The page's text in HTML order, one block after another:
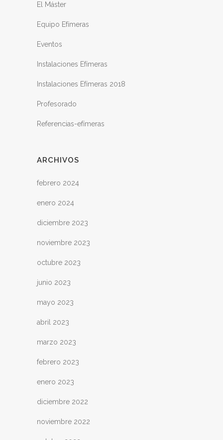
El Máster
Equipo Efímeras
Eventos
Instalaciones Efímeras
Instalaciones Efímeras 2018
Profesorado
Referencias-efímeras
ARCHIVOS
febrero 2024
enero 2024
diciembre 2023
noviembre 2023
octubre 2023
junio 2023
mayo 2023
abril 2023
marzo 2023
febrero 2023
enero 2023
diciembre 2022
noviembre 2022